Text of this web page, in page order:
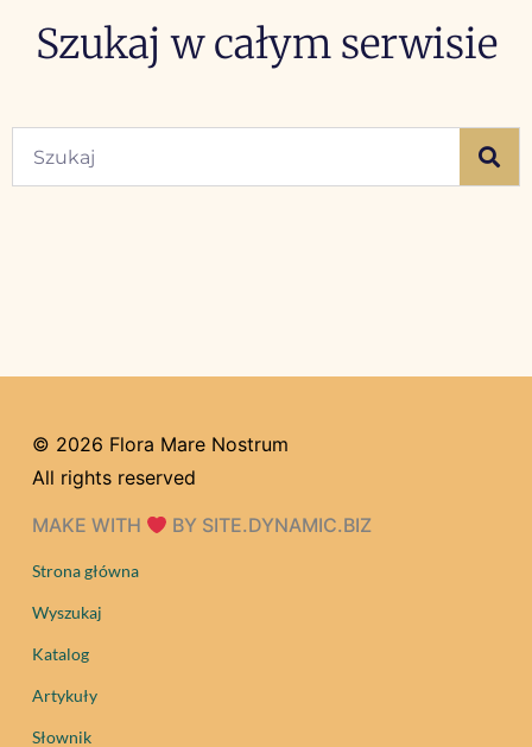
Szukaj w całym serwisie
Strona główna
Wyszukaj
Katalog
Artykuły
Słownik
© 2026 Flora Mare Nostrum
All rights reserved
MAKE WITH BY SITE.DYNAMIC.BIZ